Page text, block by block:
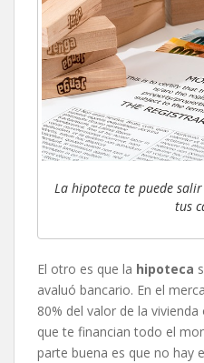
La hipoteca te puede
tus
El otro es que la hipoteca
avaluó bancario. En el
80% del valor de la
que te financian todo el
parte buena es que no hay